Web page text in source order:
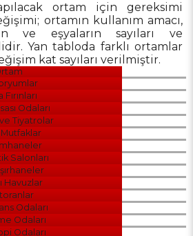
ortam için gereksimi
ortamın kullanım amacı,
ve eşyaların sayıları ve
Yan tabloda farklı ortamlar
kat sayıları verilmiştir.
Odaları
Tiyatrolar
Salonları
Havuzlar
Odaları
Odaları
Odaları